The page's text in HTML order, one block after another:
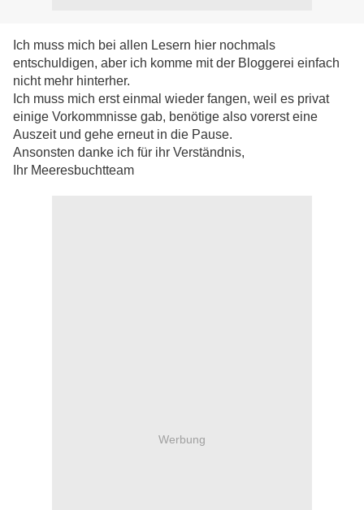
Ich muss mich bei allen Lesern hier nochmals
entschuldigen, aber ich komme mit der Bloggerei einfach
nicht mehr hinterher.
Ich muss mich erst einmal wieder fangen, weil es privat
einige Vorkommnisse gab, benötige also vorerst eine
Auszeit und gehe erneut in die Pause.
Ansonsten danke ich für ihr Verständnis,
Ihr Meeresbuchtteam
Werbung